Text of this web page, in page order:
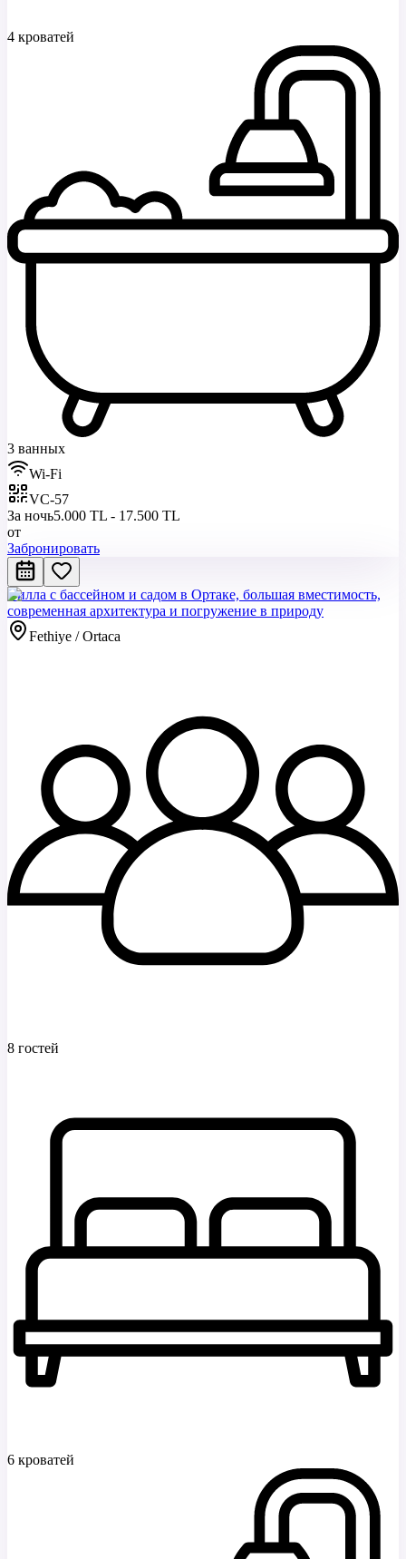
4 кроватей
3 ванных
Wi-Fi
VC-57
За ночь5.000 TL - 17.500 TL
от
Забронировать
Вилла с бассейном и садом в Ортаке, большая вместимость,
современная архитектура и погружение в природу
Fethiye / Ortaca
8 гостей
6 кроватей